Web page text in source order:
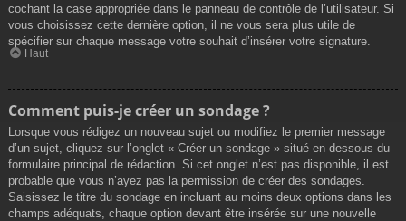
cochant la case appropriée dans le panneau de contrôle de l’utilisateur. Si
vous choisissez cette dernière option, il ne vous sera plus utile de
spécifier sur chaque message votre souhait d’insérer votre signature.
Haut
Comment puis-je créer un sondage ?
Lorsque vous rédigez un nouveau sujet ou modifiez le premier message
d’un sujet, cliquez sur l’onglet « Créer un sondage » situé en-dessous du
formulaire principal de rédaction. Si cet onglet n’est pas disponible, il est
probable que vous n’ayez pas la permission de créer des sondages.
Saisissez le titre du sondage en incluant au moins deux options dans les
champs adéquats, chaque option devant être insérée sur une nouvelle